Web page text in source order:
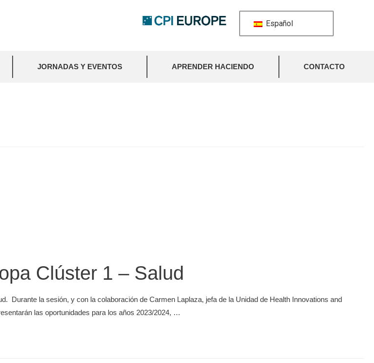
Español
JORNADAS Y EVENTOS APRENDER HACIENDO CONTACTO
Clúster 1 – Salud
Durante la sesión, y con la colaboración de Carmen Laplaza, jefa de la Unidad de Health Innovations and
las oportunidades para los años 2023/2024, …